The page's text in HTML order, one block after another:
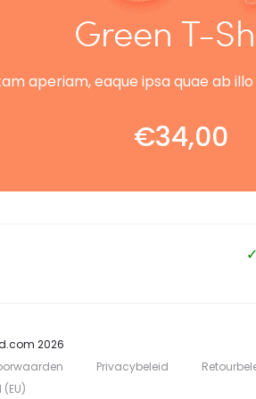
Green T-
aperiam, eaque ipsa quae ab
€34,00
✓
2026
Privacybeleid